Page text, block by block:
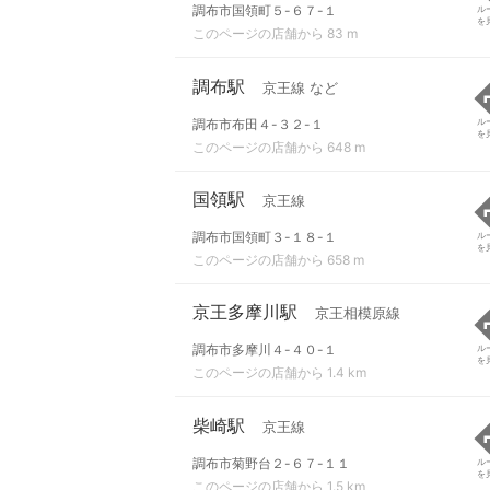
調布市国領町５-６７-１
このページの店舗から 83 m
ル
を
調布駅 京王線 など
調布市布田４-３２-１
このページの店舗から 648 m
ル
を
国領駅 京王線
調布市国領町３-１８-１
このページの店舗から 658 m
ル
を
京王多摩川駅 京王相模原線
調布市多摩川４-４０-１
このページの店舗から 1.4 km
ル
を
柴崎駅 京王線
調布市菊野台２-６７-１１
このページの店舗から 1.5 km
ル
を